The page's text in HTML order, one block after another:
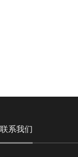
联系我们